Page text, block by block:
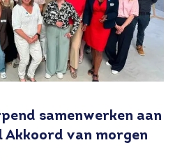
samenwerken aan
Akkoord van morgen